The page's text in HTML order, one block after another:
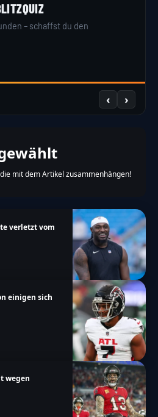
– du bist GM. Hol dir dein
‹ ›
mit dem Artikel zusammenhängen!
verletzt vom
einigen sich
wegen